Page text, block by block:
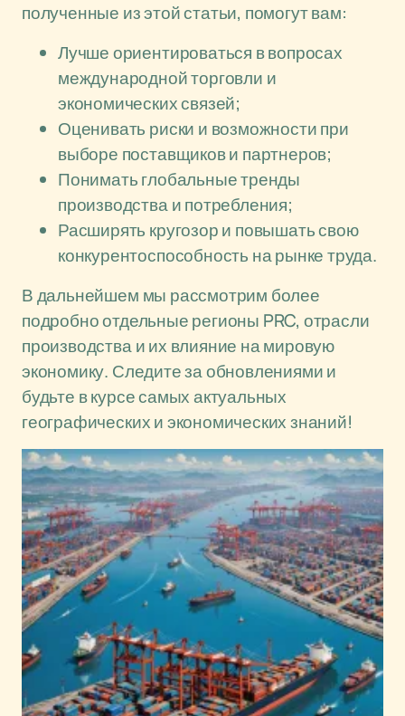
полученные из этой статьи, помогут вам:
Лучше ориентироваться в вопросах
международной торговли и
экономических связей;
Оценивать риски и возможности при
выборе поставщиков и партнеров;
Понимать глобальные тренды
производства и потребления;
Расширять кругозор и повышать свою
конкурентоспособность на рынке труда.
В дальнейшем мы рассмотрим более
подробно отдельные регионы PRC, отрасли
производства и их влияние на мировую
экономику. Следите за обновлениями и
будьте в курсе самых актуальных
географических и экономических знаний!